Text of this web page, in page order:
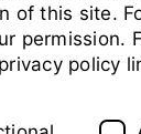
of this site.
permission.
policy